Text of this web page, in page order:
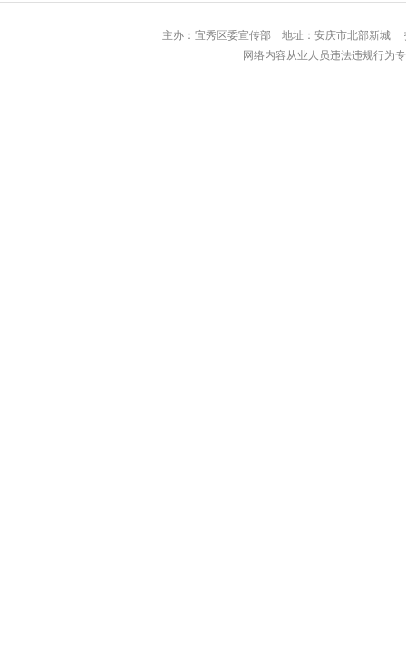
主办：宜秀区委宣传部 地址：安庆市北
网络内容从业人员违法违规行